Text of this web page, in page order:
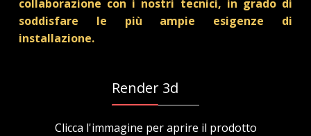
collaborazione con i nostri tecnici, in grado di
soddisfare le più ampie esigenze di
installazione.
Render 3d
Clicca l'immagine per aprire il prodotto